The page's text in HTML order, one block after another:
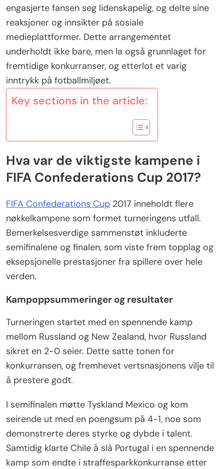
engasjerte fansen seg lidenskapelig, og delte sine
reaksjoner og innsikter på sosiale
medieplattformer. Dette arrangementet
underholdt ikke bare, men la også grunnlaget for
fremtidige konkurranser, og etterlot et varig
inntrykk på fotballmiljøet.
Key sections in the article:
Hva var de viktigste kampene i
FIFA Confederations Cup 2017?
FIFA Confederations Cup 2017 inneholdt flere
nøkkelkampene som formet turneringens utfall.
Bemerkelsesverdige sammenstøt inkluderte
semifinalene og finalen, som viste frem topplag og
eksepsjonelle prestasjoner fra spillere over hele
verden.
Kampoppsummeringer og resultater
Turneringen startet med en spennende kamp
mellom Russland og New Zealand, hvor Russland
sikret en 2-0 seier. Dette satte tonen for
konkurransen, og fremhevet vertsnasjonens vilje til
å prestere godt.
I semifinalen møtte Tyskland Mexico og kom
seirende ut med en poengsum på 4-1, noe som
demonstrerte deres styrke og dybde i talent.
Samtidig klarte Chile å slå Portugal i en spennende
kamp som endte i straffesparkkonkurranse etter